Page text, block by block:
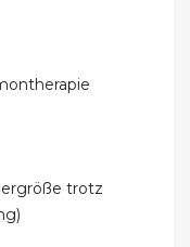
trotz